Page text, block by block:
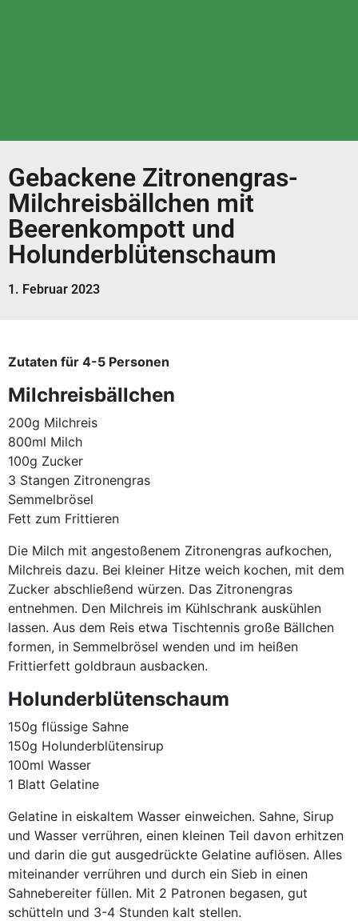
Gebackene Zitronengras-
Milchreisbällchen mit
Beerenkompott und
Holunderblütenschaum
1. Februar 2023
Zutaten für 4-5 Personen
Milchreisbällchen
200g Milchreis
800ml Milch
100g Zucker
3 Stangen Zitronengras
Semmelbrösel
Fett zum Frittieren
Die Milch mit angestoßenem Zitronengras aufkochen,
Milchreis dazu. Bei kleiner Hitze weich kochen, mit dem
Zucker abschließend würzen. Das Zitronengras
entnehmen. Den Milchreis im Kühlschrank auskühlen
lassen. Aus dem Reis etwa Tischtennis große Bällchen
formen, in Semmelbrösel wenden und im heißen
Frittierfett goldbraun ausbacken.
Holunderblütenschaum
150g flüssige Sahne
150g Holunderblütensirup
100ml Wasser
1 Blatt Gelatine
Gelatine in eiskaltem Wasser einweichen. Sahne, Sirup
und Wasser verrühren, einen kleinen Teil davon erhitzen
und darin die gut ausgedrückte Gelatine auflösen. Alles
miteinander verrühren und durch ein Sieb in einen
Sahnebereiter füllen. Mit 2 Patronen begasen, gut
schütteln und 3-4 Stunden kalt stellen.